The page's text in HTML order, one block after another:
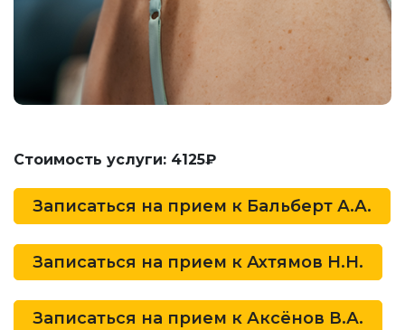
Стоимость услуги: 4125₽
Записаться на прием к Бальберт А.А.
Записаться на прием к Ахтямов Н.Н.
Записаться на прием к Аксёнов В.А.